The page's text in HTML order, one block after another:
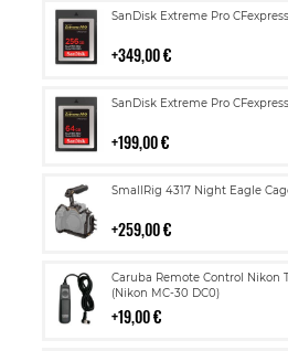
SanDisk Extreme Pro
349,00 €
Lisää
SanDisk Extreme Pro
199,00 €
Lisää
SmallRig 4317 Night Eagle
259,00 €
Lisää
Caruba Remote Control Nikon
(Nikon MC-30 DC0)
19,00 €
Lisää
ostoskoriin